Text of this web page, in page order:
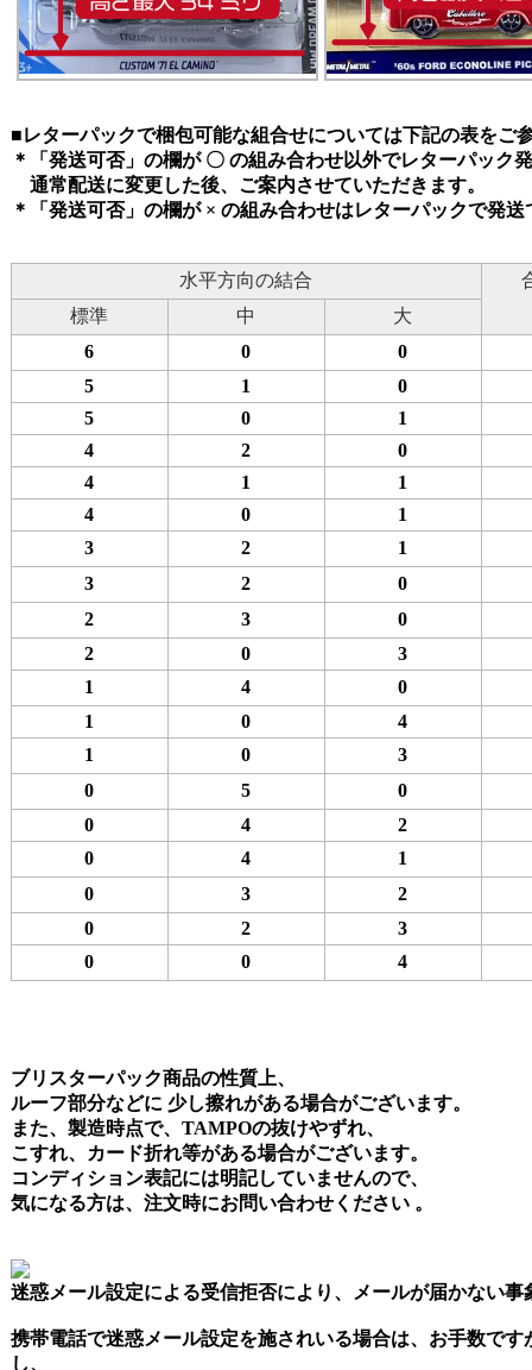
■レターパックで梱包可能な組合せについては下記の表をご
＊「発送可否」の欄が 〇 の組み合わせ以外でレターパック
通常配送に変更した後、ご案内させていただきます。
＊「発送可否」の欄が × の組み合わせはレターパックで発送
水平方向の結合
標準
中
大
6
0
0
5
1
0
5
0
1
4
2
0
4
1
1
4
0
1
3
2
1
3
2
0
2
3
0
2
0
3
1
4
0
1
0
4
1
0
3
0
5
0
0
4
2
0
4
1
0
3
2
0
2
3
0
0 4
ブリスターパック商品の性質上、
ルーフ部分などに 少し擦れがある場合がございます。
また、製造時点で、TAMPOの抜けやずれ、
こすれ、カード折れ等がある場合がございます。
コンディション表記には明記していませんので、
気になる方は、注文時にお問い合わせください 。
迷惑メール設定による受信拒否により、メールが届かない事
携帯電話で迷惑メール設定を施されいる場合は、お手数で
し、